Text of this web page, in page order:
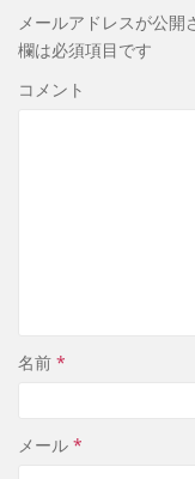
メールアドレスが公開
欄は必須項目です
コメント
名前 *
メール *